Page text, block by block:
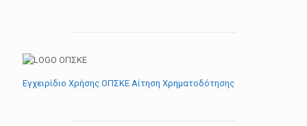
Εγχειρίδιο Χρήσης ΟΠΣΚΕ Αίτηση Χρηματοδότησης